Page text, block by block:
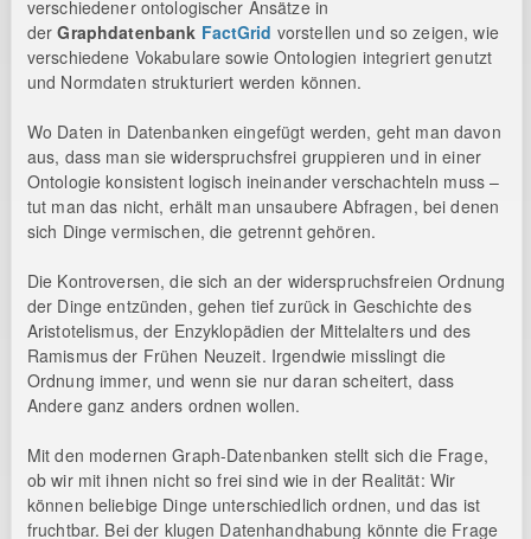
verschiedener ontologischer Ansätze in
derGraphdatenbank FactGrid vorstellen und so zeigen, wie
verschiedene Vokabulare sowie Ontologien integriert genutzt
und Normdaten strukturiert werden können.
Wo Daten in Datenbanken eingefügt werden, geht man davon
aus, dass man sie widerspruchsfrei gruppieren und in einer
Ontologie konsistent logisch ineinander verschachteln muss –
tut man das nicht, erhält man unsaubere Abfragen, bei denen
sich Dinge vermischen, die getrennt gehören.
Die Kontroversen, die sich an der widerspruchsfreien Ordnung
der Dinge entzünden, gehen tief zurück in Geschichte des
Aristotelismus, der Enzyklopädien der Mittelalters und des
Ramismus der Frühen Neuzeit. Irgendwie misslingt die
Ordnung immer, und wenn sie nur daran scheitert, dass
Andere ganz anders ordnen wollen.
Mit den modernen Graph-Datenbanken stellt sich die Frage,
ob wir mit ihnen nicht so frei sind wie in der Realität: Wir
können beliebige Dinge unterschiedlich ordnen, und das ist
fruchtbar. Bei der klugen Datenhandhabung könnte die Frage